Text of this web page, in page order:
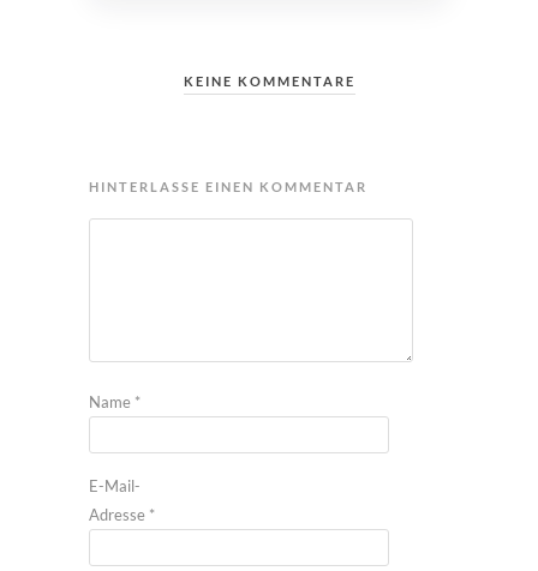
KEINE KOMMENTARE
HINTERLASSE EINEN KOMMENTAR
Name *
E-Mail-
Adresse *